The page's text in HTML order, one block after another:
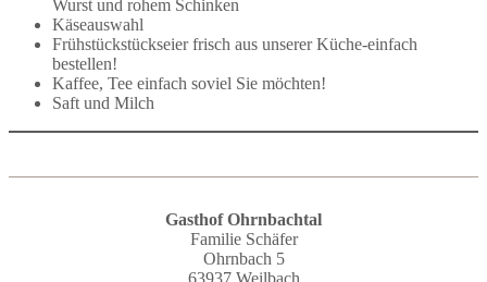
Wurst und rohem Schinken
Käseauswahl
Frühstückstückseier frisch aus unserer Küche-einfach
bestellen!
Kaffee, Tee einfach soviel Sie möchten!
Saft und Milch
Gasthof Ohrnbachtal
Familie Schäfer
Ohrnbach 5
63937 Weilbach